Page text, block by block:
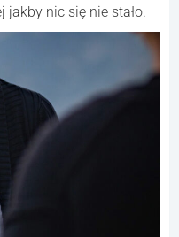
jakby nic się nie stało.